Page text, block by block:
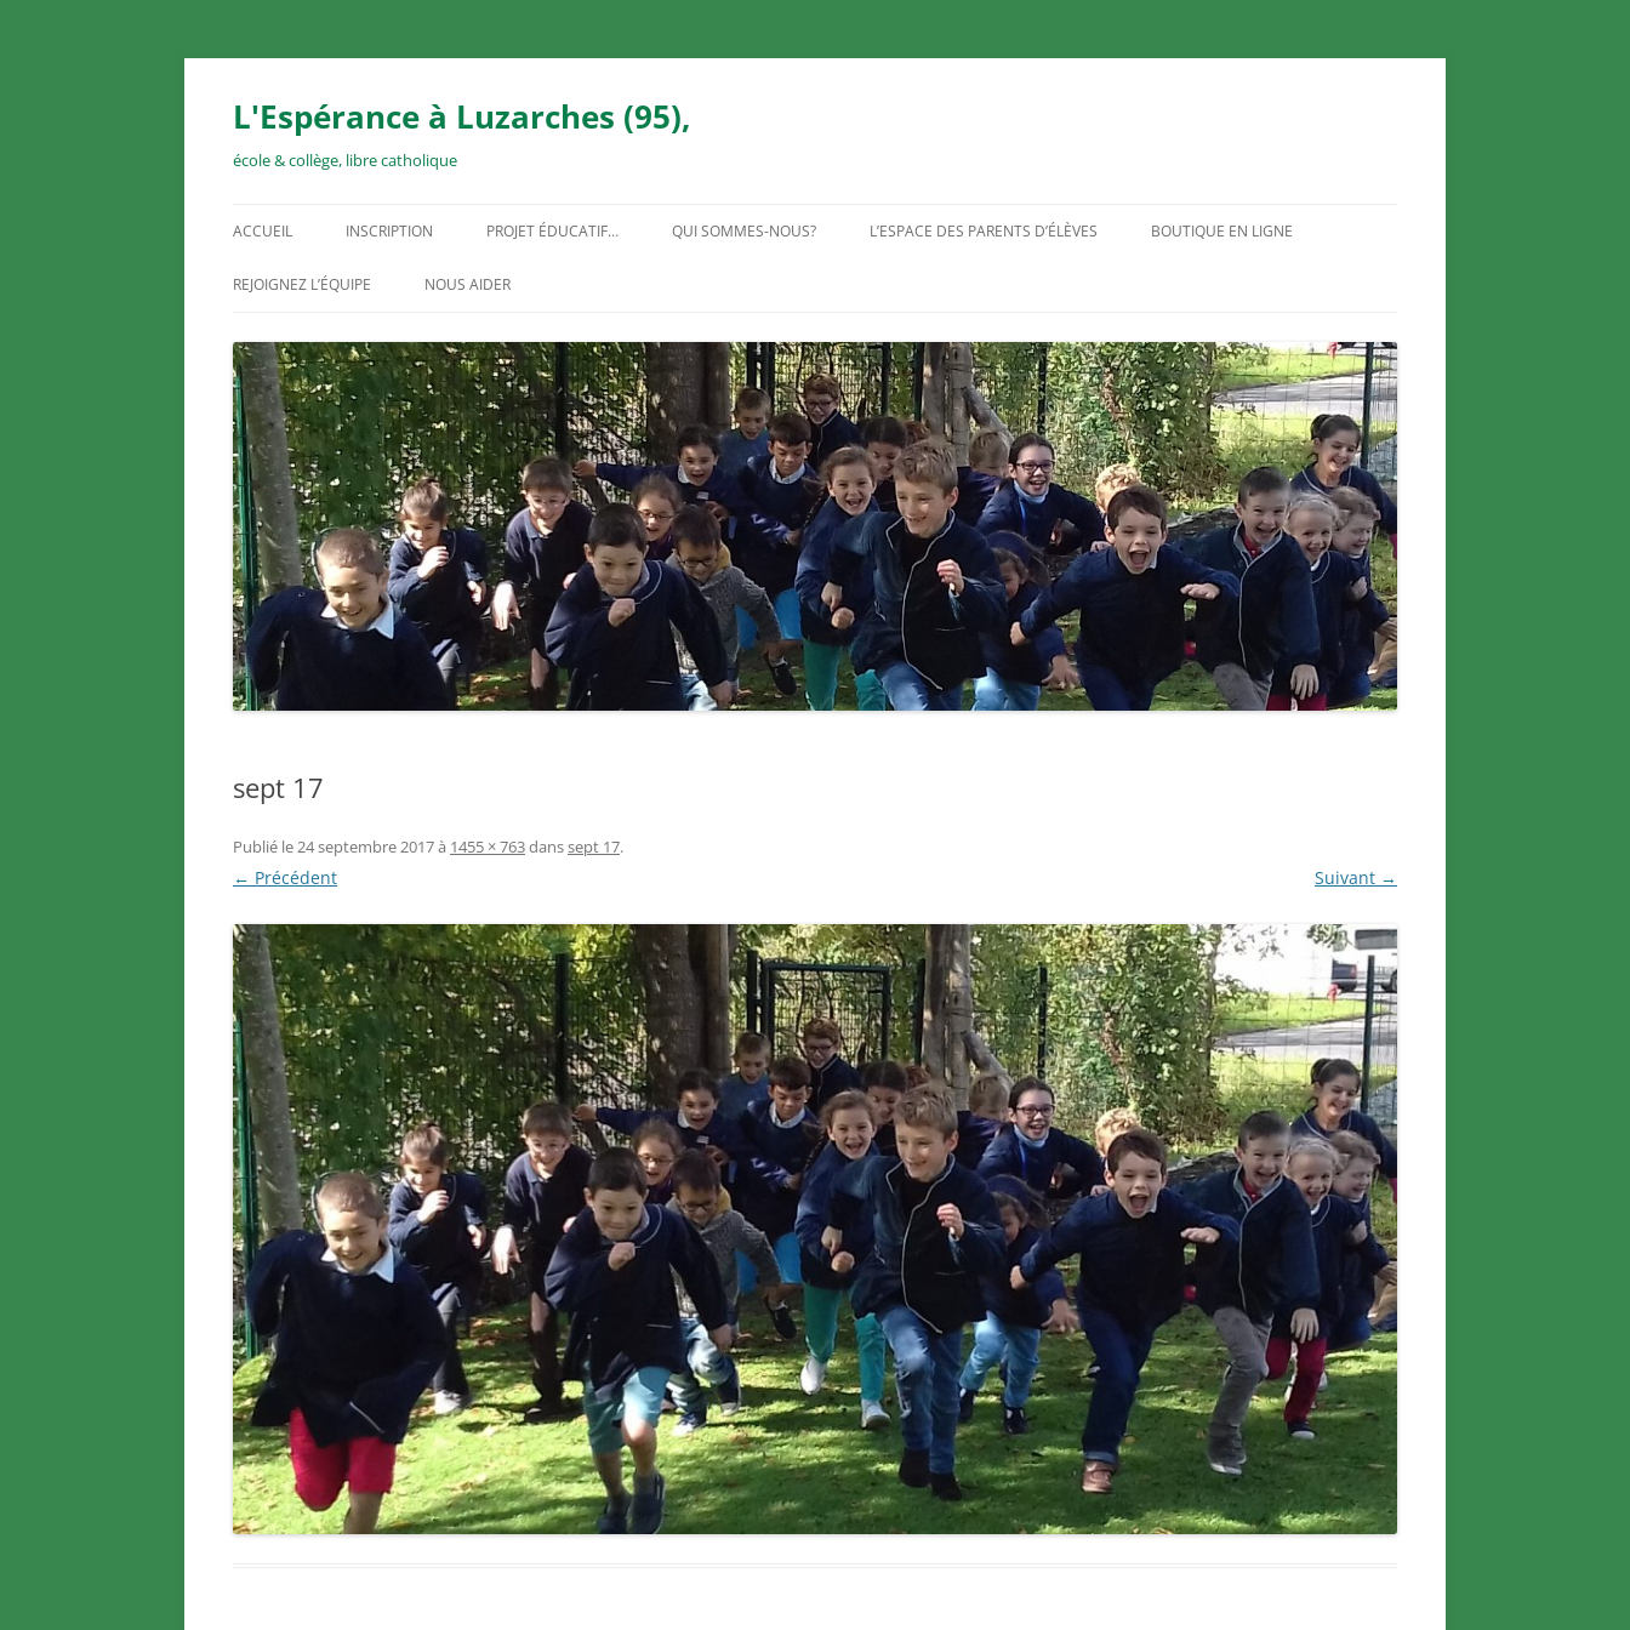
Aller
L'Espérance à Luzarches (95),
école & collège, libre catholique
ACCUEIL INSCRIPTION PROJET ÉDUCATIF… QUI SOMMES-NOUS? L’ESPACE DES PARENTS D’ÉLÈVES BOUTIQUE EN LIGNE
REJOIGNEZ L’ÉQUIPE NOUS AIDER
sept 17
Publié le 24 septembre 2017à 1455 × 763danssept 17.
← Précédent Suivant →